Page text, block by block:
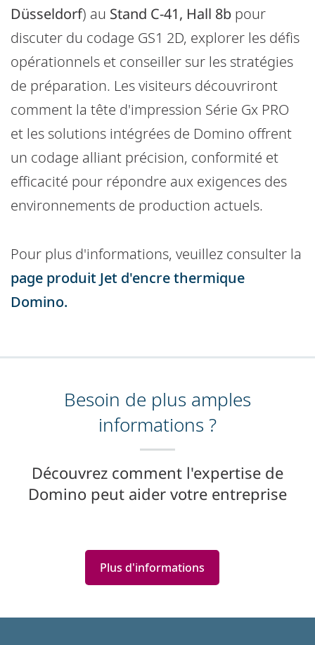
Düsseldorf) au Stand C-41, Hall 8b pour
discuter du codage GS1 2D, explorer les défis
opérationnels et conseiller sur les stratégies
de préparation. Les visiteurs découvriront
comment la tête d'impression Série Gx PRO
et les solutions intégrées de Domino offrent
un codage alliant précision, conformité et
efficacité pour répondre aux exigences des
environnements de production actuels.
Pour plus d'informations, veuillez consulter la
page produit Jet d'encre thermique
Domino.
Besoin de plus amples
informations ?
Découvrez comment l'expertise de
Domino peut aider votre entreprise
Plus d'informations
Featured